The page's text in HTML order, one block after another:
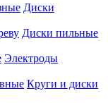
Диски
Диски пильные
Электроды
Круги и диски